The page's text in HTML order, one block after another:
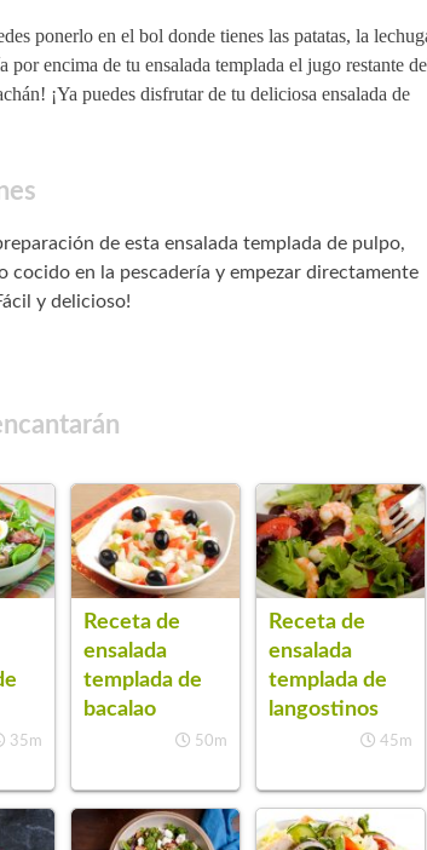
ponerlo en el bol donde tienes las patatas, la
encima de tu ensalada templada el jugo restante
¡Ya puedes disfrutar de tu deliciosa ensalada de
de esta ensalada templada de pulpo,
cocido en la pescadería y empezar directamente
y delicioso!
35m
Receta de
ensalada
templada de
bacalao
50m
Receta de
ensalada
templada de
langostinos
45m